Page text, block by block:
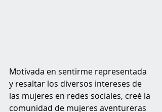
Motivada en sentirme representada
y resaltar los diversos intereses de
las mujeres en redes sociales, creé la
comunidad de mujeres aventureras